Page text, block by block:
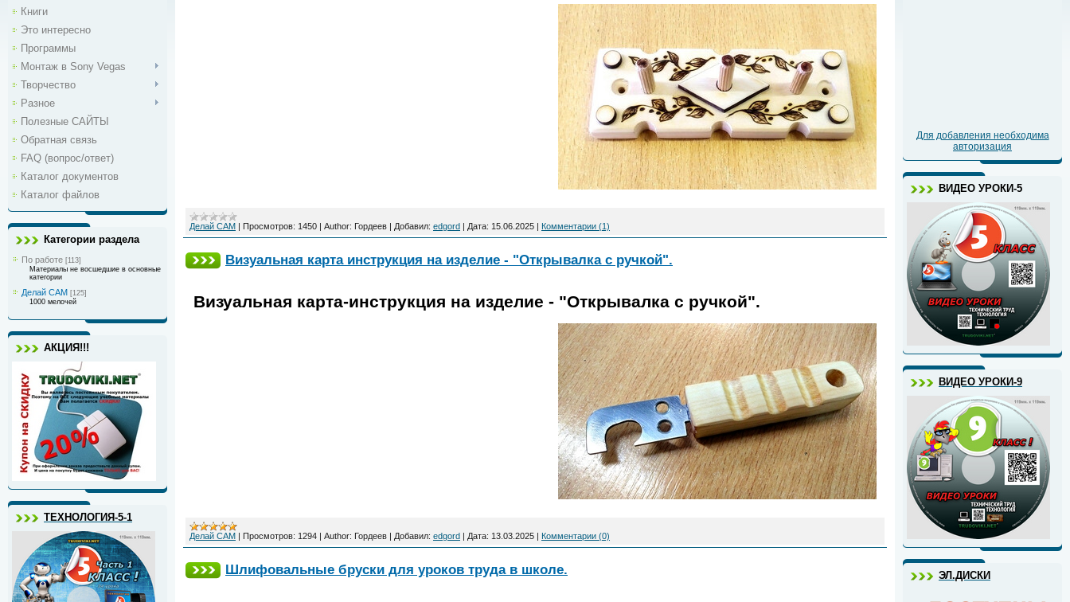
Книги
Это интересно
Программы
Монтаж в Sony Vegas
Творчество
Разное
Полезные САЙТЫ
Обратная связь
FAQ (вопрос/ответ)
Каталог документов
Каталог файлов
Категории раздела
По работе [113]
Материалы не восшедшие в основные
категории
Делай САМ [125]
1000 мелочей
АКЦИЯ!!!
ТЕХНОЛОГИЯ-5-1
Делай САМ | Просмотров: 1450 | Author: Гордеев | Добавил: edgord | Дата: 15.06.2025 | Комментарии (1)
Визуальная карта инструкция на изделие - "Открывалка с ручкой".
Визуальная карта-инструкция на изделие - "Открывалка с ручкой".
Делай САМ | Просмотров: 1294 | Author: Гордеев | Добавил: edgord | Дата: 13.03.2025 | Комментарии (0)
Шлифовальные бруски для уроков труда в школе.
Для добавления необходима
авторизация
ВИДЕО УРОКИ-5
ВИДЕО УРОКИ-9
ЭЛ.ДИСКИ